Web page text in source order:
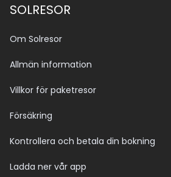
SOLRESOR
Om Solresor
Allmän information
Villkor för paketresor
Försäkring
Kontrollera och betala din bokning
Ladda ner vår app